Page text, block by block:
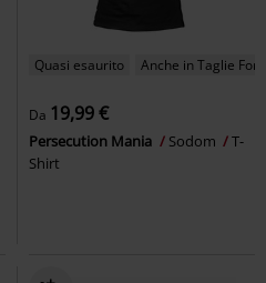
Quasi esaurito Anche in Taglie Forti
Da 19,99 €
Persecution Mania Sodom
T-
Shirt